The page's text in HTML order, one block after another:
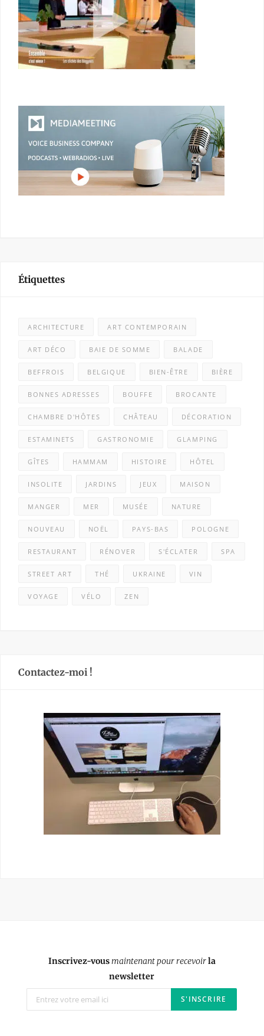
Étiquettes
ARCHITECTURE ART CONTEMPORAIN
ART DÉCO BAIE DE SOMME BALADE
BEFFROIS BELGIQUE BIEN-ÊTRE BIÈRE
BONNES ADRESSES BOUFFE BROCANTE
CHAMBRE D'HÔTES CHÂTEAU DÉCORATION
ESTAMINETS GASTRONOMIE GLAMPING
GÎTES HAMMAM HISTOIRE HÔTEL
INSOLITE JARDINS JEUX MAISON
MANGER MER MUSÉE NATURE
NOUVEAU NOËL PAYS-BAS POLOGNE
RESTAURANT RÉNOVER S'ÉCLATER SPA
STREET ART THÉ UKRAINE VIN
VOYAGE VÉLO ZEN
Contactez-moi !
Inscrivez-vousmaintenant pour recevoirla
newsletter